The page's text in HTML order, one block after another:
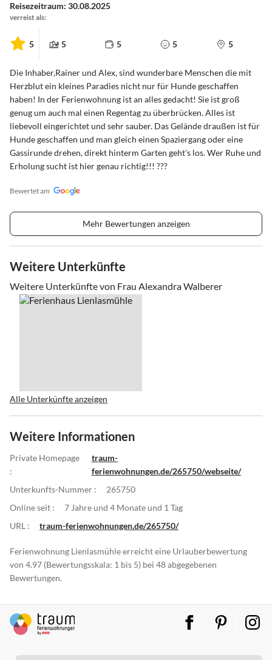
Reisezeitraum: 30.08.2025
verreist als:
5 5 5 5 5
Die Inhaber,Rainer und Alex, sind wunderbare Menschen die mit
Herzblut ein kleines Paradies nicht nur für Hunde geschaffen
haben! In der Ferienwohnung ist an alles gedacht! Sie ist groß
genug um auch mal einen Regentag zu überbrücken. Alles ist
liebevoll eingerichtet und sehr sauber. Das Gelände draußen ist für
Hunde geschaffen und man gleich einen Spaziergang oder eine
Gassirunde drehen, direkt hinterm Garten geht's los. Wer Ruhe und
Erholung sucht ist hier genau richtig!!! ???
Bewertet am
Mehr Bewertungen anzeigen
Weitere Unterkünfte
Weitere Unterkünfte von Frau Alexandra Walberer
Alle Unterkünfte anzeigen
Weitere Informationen
Private Homepage
:
traum-
ferienwohnungen.de/265750/webseite/
Unterkunfts-Nummer :
265750
Online seit :
7 Jahre und 4 Monate und 1 Tag
URL :
traum-ferienwohnungen.de/265750/
Ferienwohnung Lienlasmühle erreicht eine Urlauberbewertung
von 4.97 (Bewertungsskala: 1 bis 5) bei 48 abgegebenen
Bewertungen.